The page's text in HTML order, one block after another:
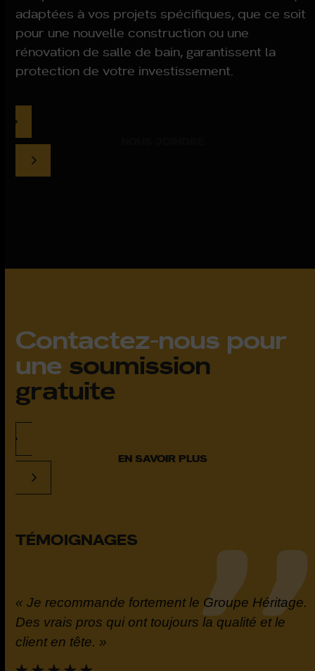
adaptées à vos projets spécifiques, que ce soit
pour une nouvelle construction ou une
rénovation de salle de bain, garantissent la
protection de votre investissement.
Contactez-nous pour
une soumission
gratuite
EN SAVOIR PLUS
TÉMOIGNAGES
« Je recommande fortement le Groupe Héritage.
Des vrais pros qui ont toujours la qualité et le
client en tête. »